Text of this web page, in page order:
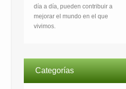
día a día, pueden contribuir a
mejorar el mundo en el que
vivimos.
Categorías